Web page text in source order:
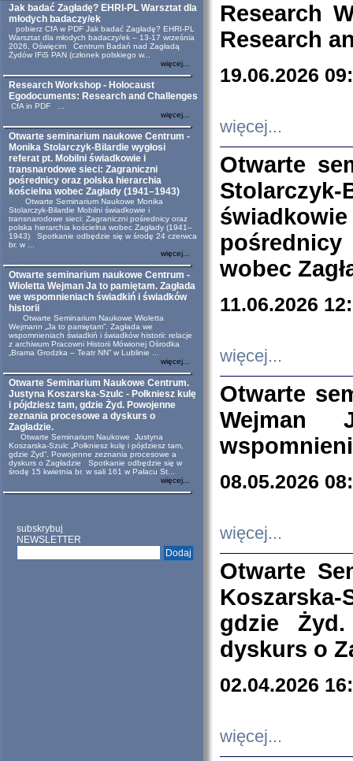
Jak badać Zagładę? EHRI-PL Warsztat dla
młodych badaczy/ek
pobierz CfA w PDF Jak badać Zagładę? EHRI-PL
Warsztat dla młodych badaczy/ek – 13-17 września
2026, Oświęcim Centrum Badań nad Zagładą
Żydów IFiS PAN (członek polskiego w...
więcej...
Research Workshop - Holocaust
Egodocuments: Research and Challenges
CfA in PDF ...
więcej...
Otwarte seminarium naukowe Centrum -
Monika Stolarczyk-Bilardie wygłosi
referat pt. Mobilni świadkowie i
transnarodowe sieci: Zagraniczni
pośrednicy oraz polska hierarchia
kościelna wobec Zagłady (1941–1943)
Otwarte Seminarium Naukowe Monika
Stolarczyk-Bilardie Mobilni świadkowie i
transnarodowe sieci: Zagraniczni pośrednicy oraz
polska hierarchia kościelna wobec Zagłady (1941–
1943) Spotkanie odbędzie się w środę 24 czerwca
br. w ...
więcej...
Otwarte seminarium naukowe Centrum -
Wioletta Wejman Ja to pamiętam. Zagłada
we wspomnieniach świadkiń i świadków
historii
Otwarte Seminarium Naukowe Wioletta
Wejmann „Ja to pamiętam”. Zagłada we
wspomnieniach świadkiń i świadków historii: relacje
z archiwum Pracowni Historii Mówionej Ośrodka
„Brama Grodzka – Teatr NN” w Lublinie ...
więcej...
Otwarte Seminarium Naukowe Centrum.
Justyna Koszarska-Szulc - Połkniesz kulę
i pójdziesz tam, gdzie Żyd. Powojenne
zeznania procesowe a dyskurs o
Zagładzie.
Otwarte Seminarium Naukowe Justyna
Koszarska-Szulc „Połkniesz kulę i pójdziesz tam,
gdzie Żyd”. Powojenne zeznania procesowe a
dyskurs o Zagładzie Spotkanie odbędzie się w
środę 15 kwietnia br. w sali 161 w Pałacu St...
więcej...
subskrybuj
NEWSLETTER
Research
Research
19.06.2026
więcej...
Otwarte
wobec
11.06.2026
więcej...
Otwarte
Wejman
08.05.2026
więcej...
Otwarte
Koszarska-
gdzie
dyskurs o
02.04.2026
więcej...